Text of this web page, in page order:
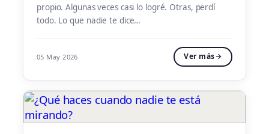
propio. Algunas veces casi lo logré. Otras, perdí
todo. Lo que nadie te dice…
05 May 2026 Ver más